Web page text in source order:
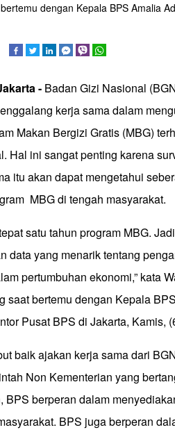
dengan Kepala BPS Amalia
- Badan Gizi Nasional
kerja sama dalam
Makan Bergizi Gratis (MBG)
Hal ini sangat penting karena
itu akan dapat mengetahui
MBG di tengah masyarakat.
satu tahun program MBG.
data yang menarik tentang
pertumbuhan ekonomi,” kata
saat bertemu dengan Kepala
Pusat BPS di Jakarta, Kamis,
baik ajakan kerja sama dari
Non Kementerian yang
BPS berperan dalam
BPS juga berperan